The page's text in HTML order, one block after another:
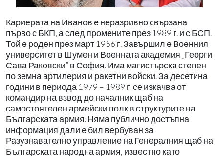
Кариерата на Иванов е неразривно свързана
първо с БКП, а след промените през 1989 г. и с БСП.
Той е роден през март 1956 г. Завършил е Военния
университет в Шумен и Военната академия „Георги
Сава Раковски” в София. Има магистърска степен
по земна артилерия и ракетни войски. За десетина
години в периода 1979 – 1989 г. се изкачва от
командир на взвод до началник щаб на
самостоятелен армейски полк в структурите на
Българската армия. Няма публично достъпна
информация дали е бил вербуван за
Разузнавателно управление на Генералния щаб на
Българската народна армия, известно като